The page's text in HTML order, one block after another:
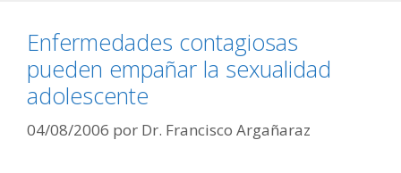
Enfermedades contagiosas
pueden empañar la sexualidad
adolescente
04/08/2006 por Dr. Francisco Argañaraz